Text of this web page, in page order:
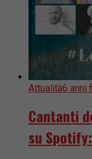
Attualità6 anni
Cantanti
su